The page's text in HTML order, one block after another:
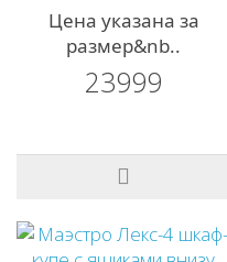
Цена указана за
размер&nb..
23999